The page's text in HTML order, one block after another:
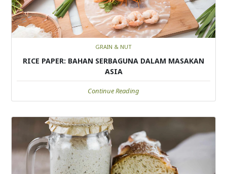
GRAIN & NUT
RICE PAPER: BAHAN SERBAGUNA DALAM MASAKAN
ASIA
Continue Reading